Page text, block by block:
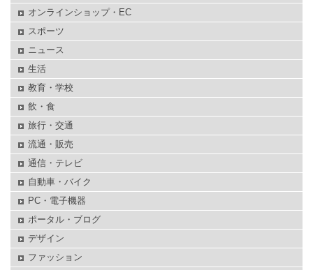
オンラインショップ・EC
スポーツ
ニュース
生活
教育・学校
飲・食
旅行・交通
流通・販売
通信・テレビ
自動車・バイク
PC・電子機器
ポータル・ブログ
デザイン
ファッション